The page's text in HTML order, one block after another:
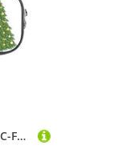
HAHAFU Transparentes PVC-Federmäppchen, Make-up-Tasche für Schule, Büro, Reisen, Fitnessstudio, Zubehör, Organizer (komplett bedruckte Vorderseite)